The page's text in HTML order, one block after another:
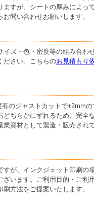
すが、シートの厚みによっ
お問い合わせお願いします。
ズ・色・密度等の組み合わ
ださい。 こちらのお見積もり
のジャストカットで±2mmの
ちらかにずれるため、完全
資材として製造・販売され
が、インクジェット印刷の
います。ご利用目的・ご利
方法をご提案いたします。